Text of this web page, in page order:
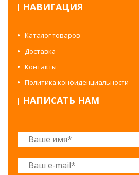
НАВИГАЦИЯ
Каталог товаров
Доставка
Контакты
Политика конфиденциальности
НАПИСАТЬ НАМ